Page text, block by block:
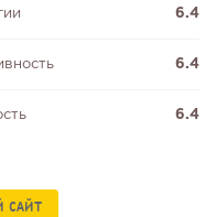
6.4
6.4
6.4
САЙТ